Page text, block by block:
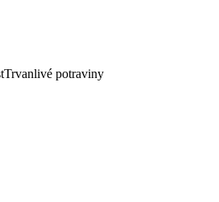
Trvanlivé potraviny